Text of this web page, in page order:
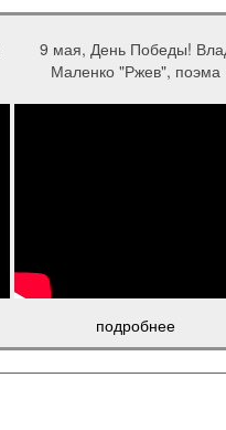
9 мая, День Победы!
Маленко "Ржев", поэма
подробнее